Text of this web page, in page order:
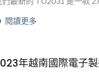
閱讀更多
年越南國際電子